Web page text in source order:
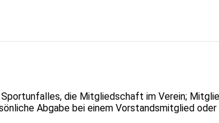
die Mitgliedschaft im Verein;
Abgabe bei einem Vorstandsmitglied